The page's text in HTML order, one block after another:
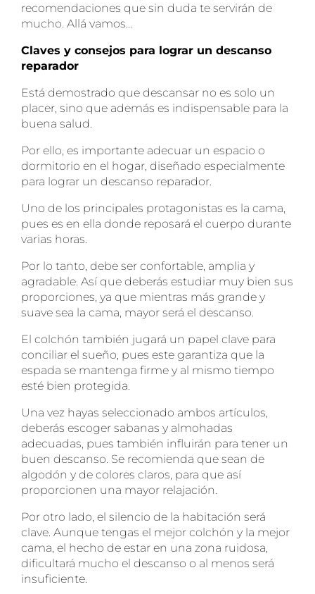
recomendaciones que sin duda te servirán de
mucho. Allá vamos…
Claves y consejos para lograr un descanso
reparador
Está demostrado que descansar no es solo un
placer, sino que además es indispensable para la
buena salud.
Por ello, es importante adecuar un espacio o
dormitorio en el hogar, diseñado especialmente
para lograr un descanso reparador.
Uno de los principales protagonistas es la cama,
pues es en ella donde reposará el cuerpo durante
varias horas.
Por lo tanto, debe ser confortable, amplia y
agradable. Así que deberás estudiar muy bien sus
proporciones, ya que mientras más grande y
suave sea la cama, mayor será el descanso.
El colchón también jugará un papel clave para
conciliar el sueño, pues este garantiza que la
espada se mantenga firme y al mismo tiempo
esté bien protegida.
Una vez hayas seleccionado ambos artículos,
deberás escoger sabanas y almohadas
adecuadas, pues también influirán para tener un
buen descanso. Se recomienda que sean de
algodón y de colores claros, para que así
proporcionen una mayor relajación.
Por otro lado, el silencio de la habitación será
clave. Aunque tengas el mejor colchón y la mejor
cama, el hecho de estar en una zona ruidosa,
dificultará mucho el descanso o al menos será
insuficiente.